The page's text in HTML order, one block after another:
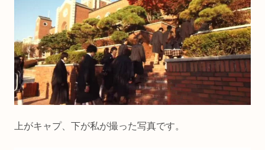
上がキャプ、下が私が撮った写真です。